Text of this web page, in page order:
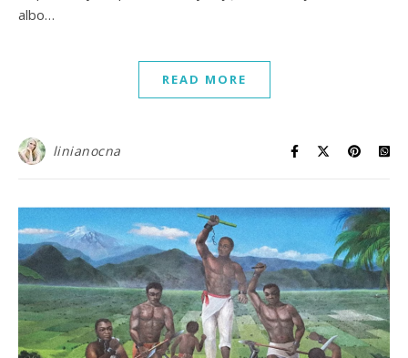
albo…
READ MORE
linianocna